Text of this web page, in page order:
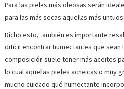
Para las pieles más oleosas serán
para las más secas aquellas más
Dicho esto, también es importante
difícil encontrar humectantes que sean
composición suele tener más aceites
lo cual aquellas pieles acneicas o muy
mucho cuidado qué humectante